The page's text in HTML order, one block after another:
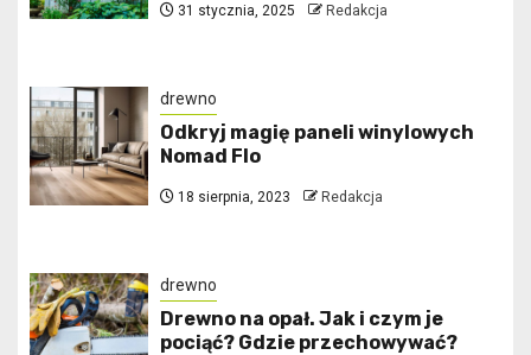
31 stycznia, 2025 Redakcja
drewno
Odkryj magię paneli winylowych
Nomad Flo
18 sierpnia, 2023 Redakcja
drewno
Drewno na opał. Jak i czym je
pociąć? Gdzie przechowywać?